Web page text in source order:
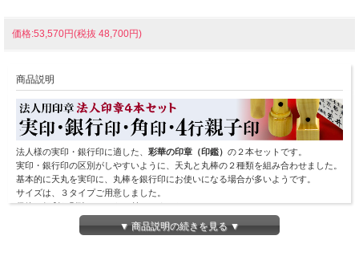
価格:53,570円(税抜 48,700円)
商品説明
法人様の実印・銀行印に適した、 彩華の印章（印鑑） の２本セットです。
実印・銀行印の区別がしやすいように、天丸と丸棒の２種類を組み合わせました。
基本的に天丸を実印に、丸棒を銀行印にお使いになる場合が多いようです。
サイズは、３タイプご用意しました。
保管に便利な別珍ケースをお付けしました。
▼ 商品説明の続きを見る ▼